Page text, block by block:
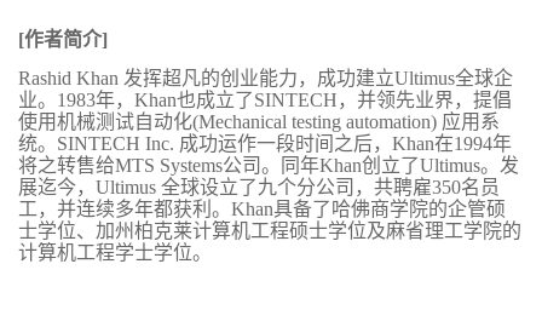
[作者简介]
Rashid Khan 发挥超凡的创业能力，成功建立Ultimus全球企
业。1983年，Khan也成立了SINTECH，并领先业界，提倡
使用机械测试自动化(Mechanical testing automation) 应用系
统。SINTECH Inc. 成功运作一段时间之后，Khan在1994年
将之转售给MTS Systems公司。同年Khan创立了Ultimus。发
展迄今，Ultimus 全球设立了九个分公司，共聘雇350名员
工，并连续多年都获利。Khan具备了哈佛商学院的企管硕
士学位、加州柏克莱计算机工程硕士学位及麻省理工学院的
计算机工程学士学位。